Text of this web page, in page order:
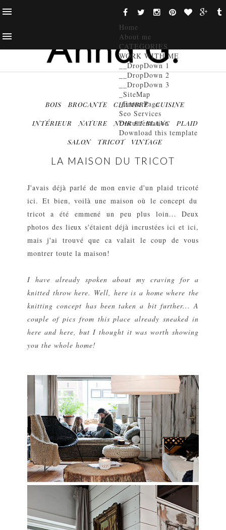
Home
About me
CATEGORIES
WORK WITH ME
__DropDown 1
__DropDown 2
__DropDown 3
_SiteMap
_Error Page
Seo Services
Documentation
Download this template
BOIS BROCANTE CHAMBRE CUISINE
INTÉRIEUR NATURE NOIR ET BLANC PLAID
SALON TRICOT VINTAGE
LA MAISON DU TRICOT
J'avais déjà parlé de mon envie d'un plaid tricoté
ici. Et bien, voilà une maison où le concept du
tricot a été emmené un peu plus loin... Deux
photos des lieux s'étaient déjà incrustéesicietici,
mais j'ai trouvé que ca valait le coup de vous
montrer toute la maison!
I have already spoken about my craving for a
knitted throwhere. Well, here is a home where the
knitting concept has been taken a bit further... A
couple of pics from this place already sneaked in
here andhere, but I thought it was worth showing
you the whole home!